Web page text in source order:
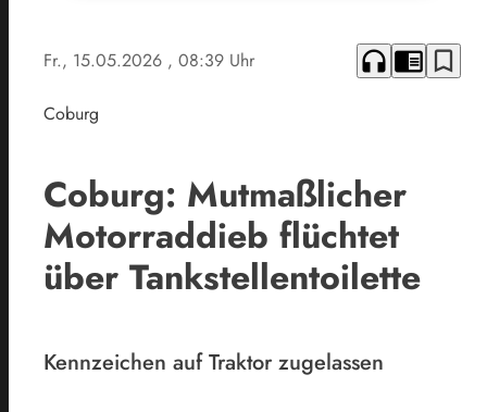
Fr., 15.05.2026 , 08:39 Uhr headphones chrome_reader_mode bookmark_border
Coburg
Coburg: Mutmaßlicher
Motorraddieb flüchtet
über Tankstellentoilette
Kennzeichen auf Traktor zugelassen